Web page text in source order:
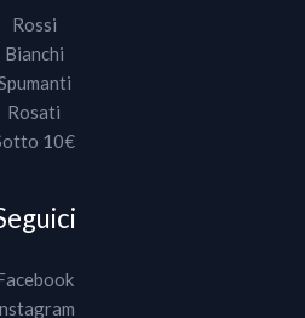
Rossi
Bianchi
Rosati
10€